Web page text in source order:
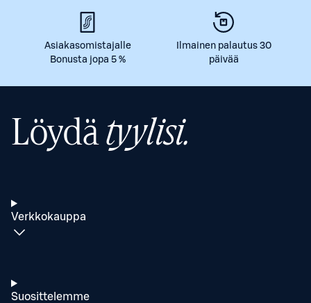
Asiakasomistajalle
Bonusta jopa 5 %
Ilmainen palautus 30
päivää
Löydätyylisi.
Verkkokauppa
Suosittelemme